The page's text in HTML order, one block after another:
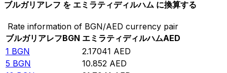
ブルガリアレフ を エミラティディルハム に換算する
Rate information of BGN/AED currency pair
ブルガリアレフBGN エミラティディルハムAED
1 BGN 2.17041 AED
5 BGN 10.852 AED